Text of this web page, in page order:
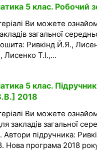
5 клас. Робочий
Ви можете
загальної
Ривкінд Й.Я.,
Лисенко Т.І.,...
5 клас.
2018
Ви можете
закладів загальної
Автори підручника:
Нова програма 2018